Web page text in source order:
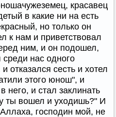
красавец
в какие ни на есть
но только он
к нам и приветствовал
ним, и он подошел,
среди нас одного
отказался сесть и хотел
этого юнош", и
него, и стал заклинать
ты вошел и уходишь?" И
господин мой, не